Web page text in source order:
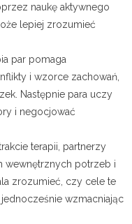
naukę aktywnego
lepiej zrozumieć
par pomaga
i wzorce zachowań,
Następnie para uczy
i negocjować
terapii, partnerzy
wewnętrznych potrzeb i
zrozumieć, czy cele te
wzmacniając